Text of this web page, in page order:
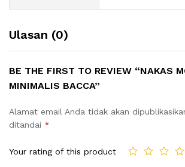
Ulasan (0)
BE THE FIRST TO REVIEW “NAKAS
MINIMALIS BACCA”
Alamat email Anda tidak akan
ditandai *
Your rating of this product